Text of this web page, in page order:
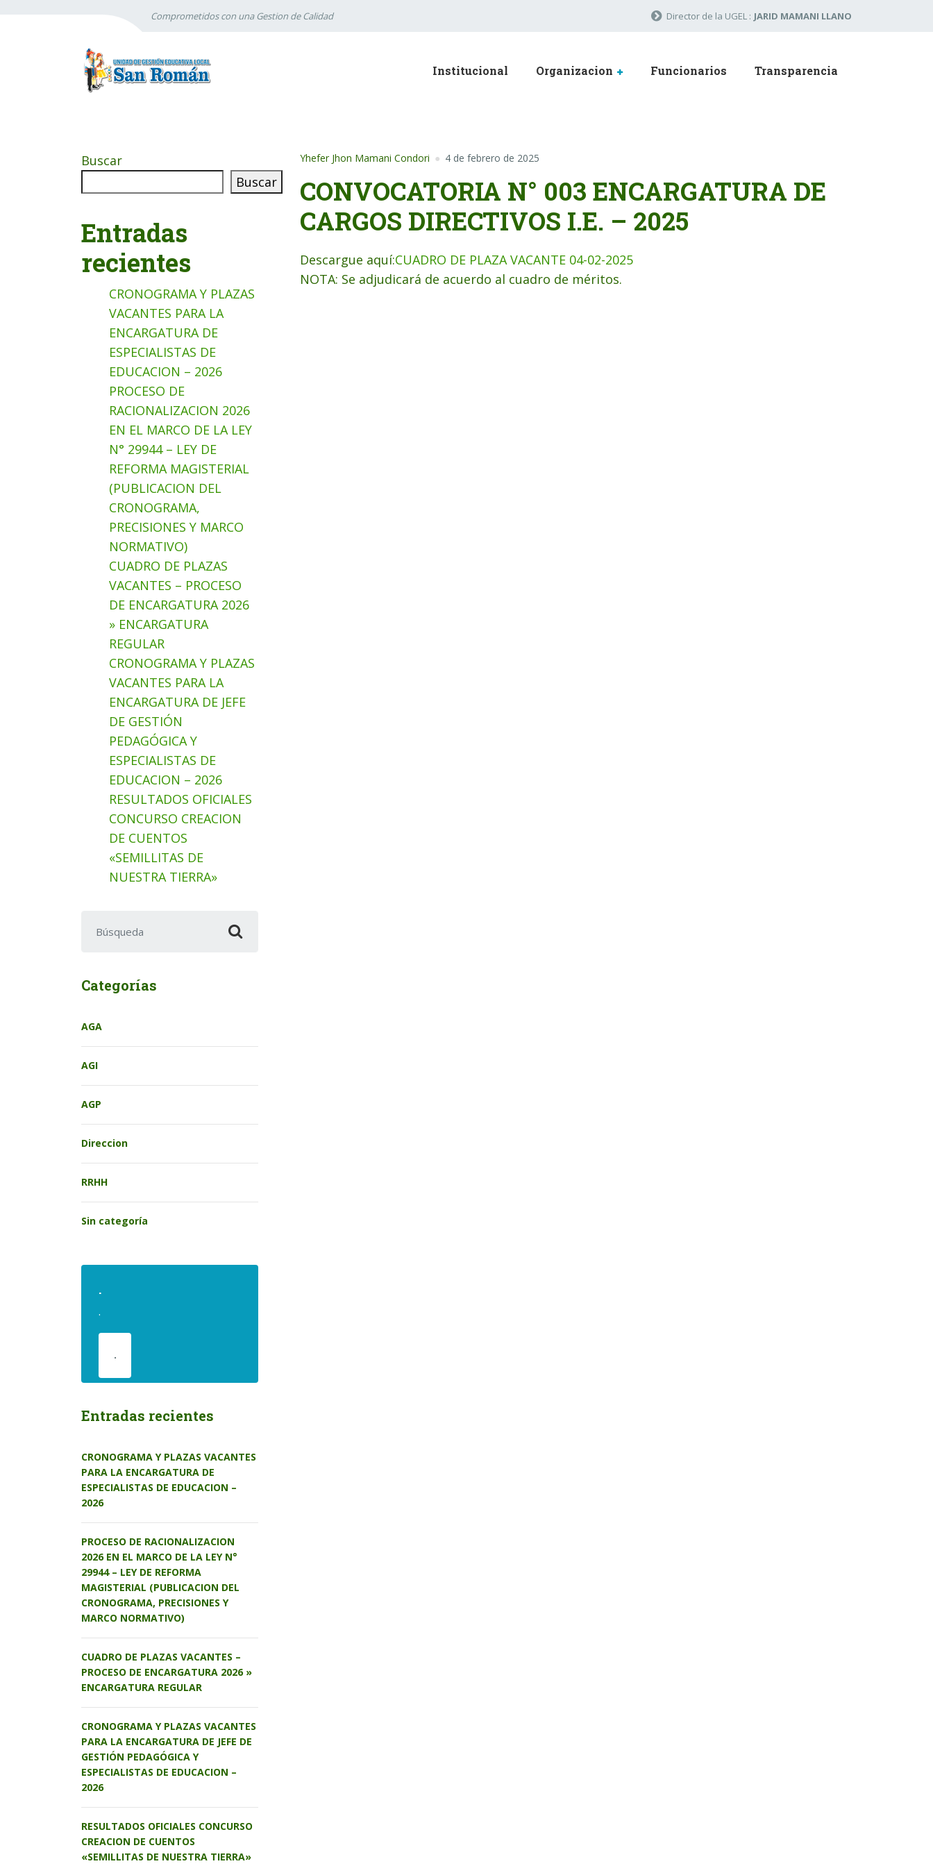
Comprometidos con una Gestion de Calidad Director de la UGEL : JARID MAMANI LLANO
Institucional Organizacion Funcionarios Transparencia
Yhefer Jhon Mamani Condori 4 de febrero de 2025
CONVOCATORIA N° 003 ENCARGATURA DE
CARGOS DIRECTIVOS I.E. – 2025
Descargue aquí:CUADRO DE PLAZA VACANTE 04-02-2025
NOTA: Se adjudicará de acuerdo al cuadro de méritos.
Buscar
Buscar
Entradas
recientes
CRONOGRAMA Y PLAZAS
VACANTES PARA LA
ENCARGATURA DE
ESPECIALISTAS DE
EDUCACION – 2026
PROCESO DE
RACIONALIZACION 2026
EN EL MARCO DE LA LEY
N° 29944 – LEY DE
REFORMA MAGISTERIAL
(PUBLICACION DEL
CRONOGRAMA,
PRECISIONES Y MARCO
NORMATIVO)
CUADRO DE PLAZAS
VACANTES – PROCESO
DE ENCARGATURA 2026
» ENCARGATURA
REGULAR
CRONOGRAMA Y PLAZAS
VACANTES PARA LA
ENCARGATURA DE JEFE
DE GESTIÓN
PEDAGÓGICA Y
ESPECIALISTAS DE
EDUCACION – 2026
RESULTADOS OFICIALES
CONCURSO CREACION
DE CUENTOS
«SEMILLITAS DE
NUESTRA TIERRA»
Categorías
AGA
AGI
AGP
Direccion
RRHH
Sin categoría
.
.
.
Entradas recientes
CRONOGRAMA Y PLAZAS VACANTES
PARA LA ENCARGATURA DE
ESPECIALISTAS DE EDUCACION –
2026
PROCESO DE RACIONALIZACION
2026 EN EL MARCO DE LA LEY N°
29944 – LEY DE REFORMA
MAGISTERIAL (PUBLICACION DEL
CRONOGRAMA, PRECISIONES Y
MARCO NORMATIVO)
CUADRO DE PLAZAS VACANTES –
PROCESO DE ENCARGATURA 2026 »
ENCARGATURA REGULAR
CRONOGRAMA Y PLAZAS VACANTES
PARA LA ENCARGATURA DE JEFE DE
GESTIÓN PEDAGÓGICA Y
ESPECIALISTAS DE EDUCACION –
2026
RESULTADOS OFICIALES CONCURSO
CREACION DE CUENTOS
«SEMILLITAS DE NUESTRA TIERRA»